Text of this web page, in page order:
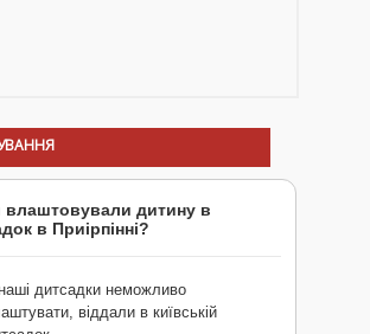
влаштовували дитину в
в Приірпінні?
дитсадки неможливо
віддали в київській